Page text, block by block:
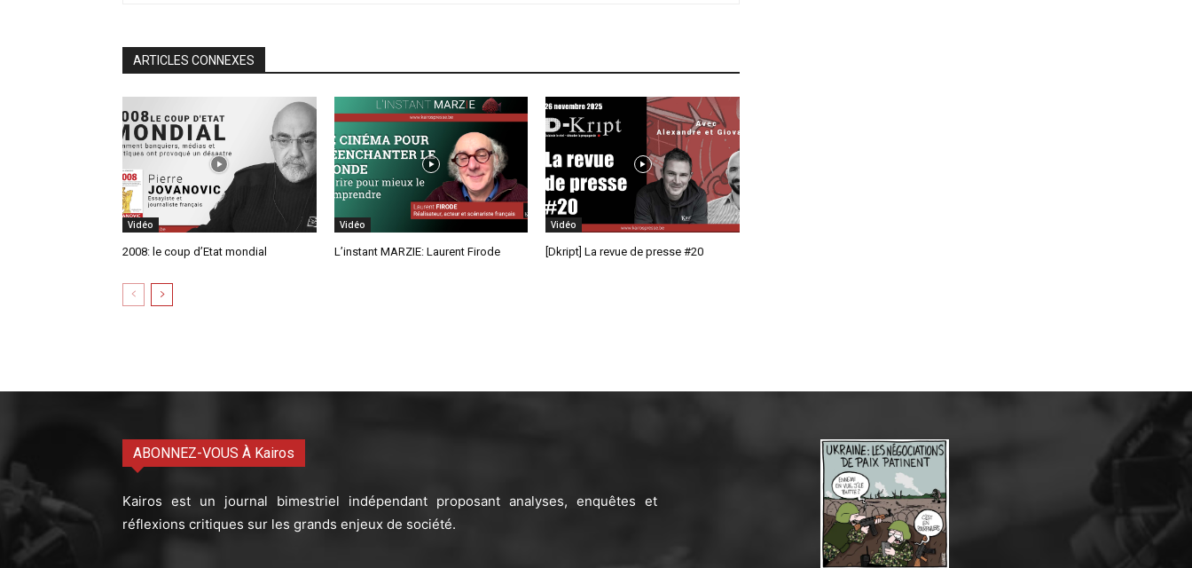
ARTICLES CONNEXES
Vidéo
2008: le coup d’Etat mondial
Vidéo
L’instant MARZIE: Laurent Firode
Vidéo
[Dkript] La revue de presse #20
ABONNEZ-VOUS À Kairos
Kairos est un journal bimestriel indépendant proposant analyses, enquêtes et
réflexions critiques sur les grands enjeux de société.